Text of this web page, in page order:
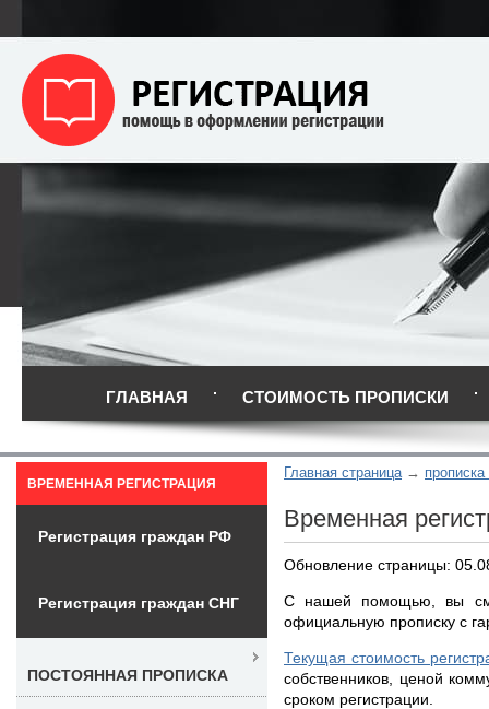
ГЛАВНАЯ СТОИМОСТЬ ПРОПИСКИ
Главная страница
Временная
Обновление страницы:
С нашей помощью, вы
официальную прописку с
Текущая стоимость
собственников, ценой
сроком регистрации.
ВРЕМЕННАЯ РЕГИСТРАЦИЯ
Регистрация граждан РФ
Регистрация граждан СНГ
ПОСТОЯННАЯ ПРОПИСКА